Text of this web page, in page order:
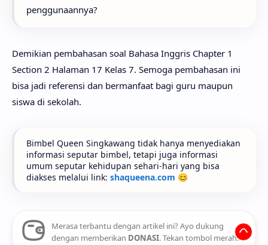
penggunaannya?
Demikian pembahasan soal Bahasa Inggris Chapter 1
Section 2 Halaman 17 Kelas 7. Semoga pembahasan ini
bisa jadi referensi dan bermanfaat bagi guru maupun
siswa di sekolah.
Bimbel Queen Singkawang tidak hanya menyediakan
informasi seputar bimbel, tetapi juga informasi
umum seputar kehidupan sehari-hari yang bisa
diakses melalui link: shaqueena.com 😊
Merasa terbantu dengan artikel ini? Ayo dukung
dengan memberikan DONASI. Tekan tombol merah.